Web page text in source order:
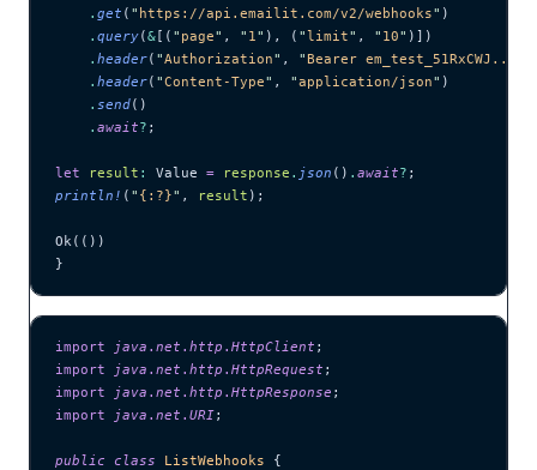
    .
get ( " https://api.emailit.com/v2/webhooks" )
    .
query(&[( " page" , " 1" ), ( "limit" , " 10" )])
    .
header( "Authorization" , "Bearer
    .
header( "Content-Type" , "application/json" )
    .
send()
    .
await? ;
let result : Value = response . json () . await? ;
println! ( " {:?}" , result );
Ok(())
}
import java . net . http . HttpClient ;
import java . net . http . HttpRequest ;
import java . net . http . HttpResponse ;
import java . net . URI;
public class ListWebhooks {